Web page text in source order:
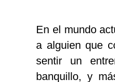
En el mundo
a alguien que
sentir un
banquillo, y